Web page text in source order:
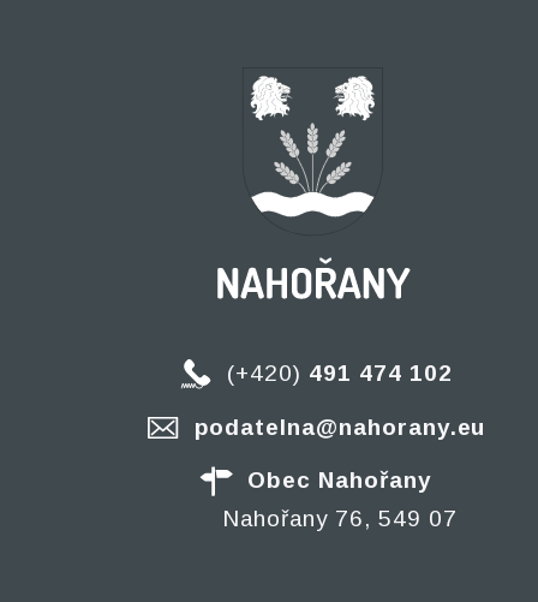
(+420) 491 474 102
podatelna@nahorany.eu
Obec Nahořany
Nahořany 76, 549 07